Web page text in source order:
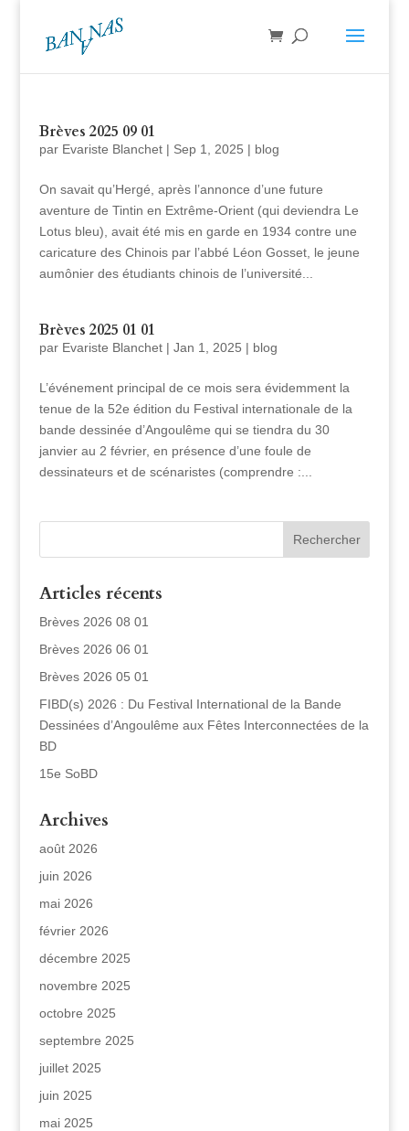
Brèves 2025 09 01
par Evariste Blanchet| Sep 1, 2025 | blog
On savait qu’Hergé, après l’annonce d’une future
aventure de Tintin en Extrême-Orient (qui deviendra Le
Lotus bleu), avait été mis en garde en 1934 contre une
caricature des Chinois par l’abbé Léon Gosset, le jeune
aumônier des étudiants chinois de l’université...
Brèves 2025 01 01
par Evariste Blanchet| Jan 1, 2025 | blog
L’événement principal de ce mois sera évidemment la
tenue de la 52e édition du Festival internationale de la
bande dessinée d’Angoulême qui se tiendra du 30
janvier au 2 février, en présence d’une foule de
dessinateurs et de scénaristes (comprendre :...
Articles récents
Brèves 2026 08 01
Brèves 2026 06 01
Brèves 2026 05 01
FIBD(s) 2026 : Du Festival International de la Bande
Dessinées d’Angoulême aux Fêtes Interconnectées de la
BD
15e SoBD
Archives
août 2026
juin 2026
mai 2026
février 2026
décembre 2025
novembre 2025
octobre 2025
septembre 2025
juillet 2025
juin 2025
mai 2025